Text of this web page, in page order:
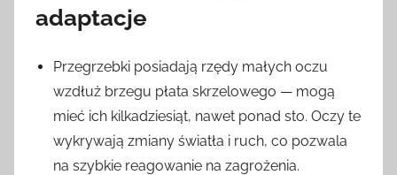
adaptacje
Przegrzebki posiadają rzędy małych oczu
wzdłuż brzegu płata skrzelowego — mogą
mieć ich kilkadziesiąt, nawet ponad sto. Oczy te
wykrywają zmiany światła i ruch, co pozwala
na szybkie reagowanie na zagrożenia.